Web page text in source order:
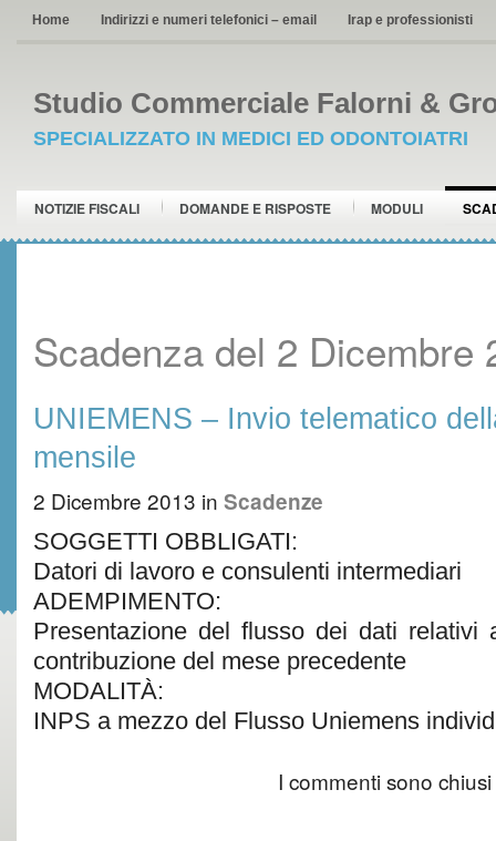
Home Indirizzi e numeri telefonici – email Irap e professionisti
Studio Commerciale Falorni &
SPECIALIZZATO IN MEDICI ED ODONTOIATRI
NOTIZIE FISCALI DOMANDE E RISPOSTE MODULI
Scadenza del 2 Dicembre
UNIEMENS – Invio telematico
mensile
2 Dicembre 2013 in Scadenze
SOGGETTI OBBLIGATI:
Datori di lavoro e consulenti intermediari
ADEMPIMENTO:
Presentazione del flusso dei dati relativi
contribuzione del mese precedente
MODALITÀ:
INPS a mezzo del Flusso Uniemens
I commenti sono chiusi